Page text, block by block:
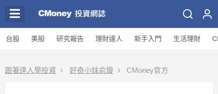
台股 美股 研究報告 理財達人 新手入門 生活理財
跟著達人學投資 好奇小妹俞璇 CMoney官方